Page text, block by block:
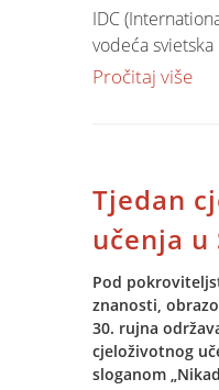
IDC
vodeća
savjetodavna
Istraživanje i
pojedinim
(EAS -
provodi
desetljeća, te
proizvođače i
rješenja u čak
Pročitaj više
Tjedan
učenja u
Pod
znanosti,
30. rujna
cjeloživotnog
sloganom